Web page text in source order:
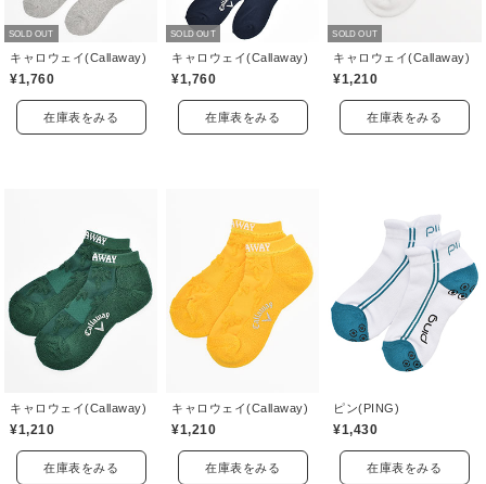
SOLD OUT
キャロウェイ(Callaway)
¥1,760
在庫表をみる
SOLD OUT
キャロウェイ(Callaway)
¥1,760
在庫表をみる
SOLD OUT
キャロウェイ(Callaway)
¥1,210
在庫表をみる
キャロウェイ(Callaway)
¥1,210
在庫表をみる
キャロウェイ(Callaway)
¥1,210
在庫表をみる
ピン(PING)
¥1,430
在庫表をみる